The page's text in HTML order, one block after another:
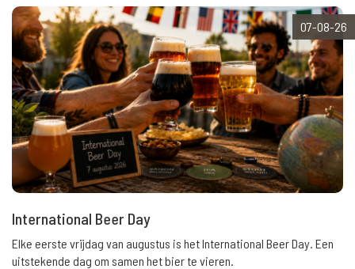
07-08-26
International Beer Day
Elke eerste vrijdag van augustus is het International Beer Day. Een
uitstekende dag om samen het bier te vieren.